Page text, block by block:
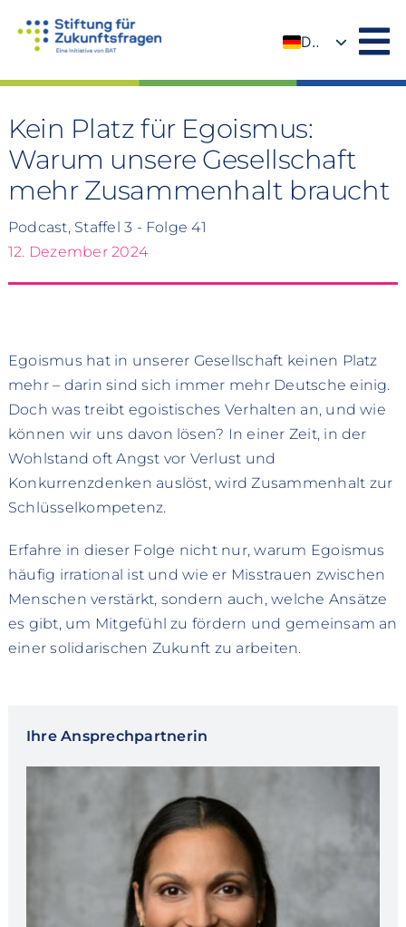
Inhalt
DE
Kein Platz für Egoismus:
Warum unsere Gesellschaft
mehr Zusammenhalt braucht
Podcast, Staffel 3 - Folge 41
12. Dezember 2024
Egoismus hat in unserer Gesellschaft keinen Platz
mehr – darin sind sich immer mehr Deutsche einig.
Doch was treibt egoistisches Verhalten an, und wie
können wir uns davon lösen? In einer Zeit, in der
Wohlstand oft Angst vor Verlust und
Konkurrenzdenken auslöst, wird Zusammenhalt zur
Schlüsselkompetenz.
Erfahre in dieser Folge nicht nur, warum Egoismus
häufig irrational ist und wie er Misstrauen zwischen
Menschen verstärkt, sondern auch, welche Ansätze
es gibt, um Mitgefühl zu fördern und gemeinsam an
einer solidarischen Zukunft zu arbeiten.
Ihre Ansprechpartnerin